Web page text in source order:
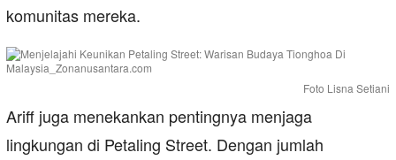
komunitas mereka.
Foto Lisna Setiani
Ariff juga menekankan pentingnya menjaga
lingkungan di Petaling Street. Dengan jumlah